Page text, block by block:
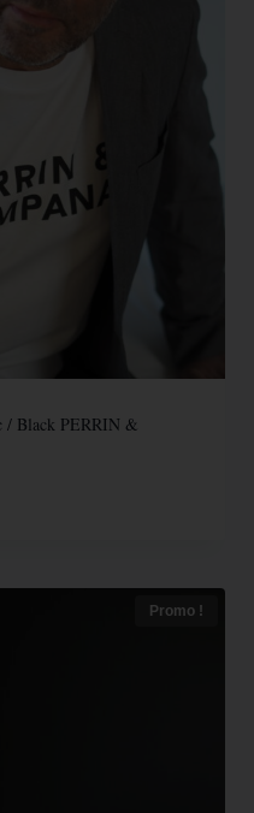
/ Black PERRIN &
Promo !